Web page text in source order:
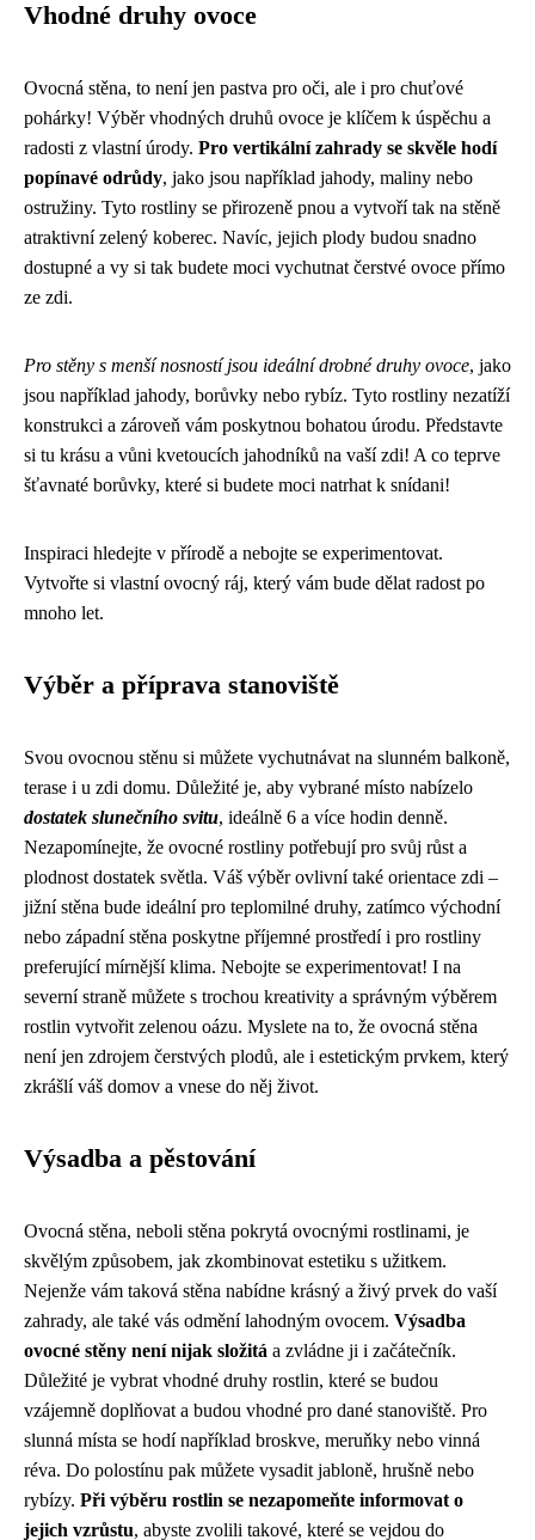
Vhodné druhy ovoce
Ovocná stěna, to není jen pastva pro oči, ale i pro chuťové
pohárky! Výběr vhodných druhů ovoce je klíčem k úspěchu a
radosti z vlastní úrody. Pro vertikální zahrady se skvěle hodí
popínavé odrůdy, jako jsou například jahody, maliny nebo
ostružiny. Tyto rostliny se přirozeně pnou a vytvoří tak na stěně
atraktivní zelený koberec. Navíc, jejich plody budou snadno
dostupné a vy si tak budete moci vychutnat čerstvé ovoce přímo
ze zdi.
Pro stěny s menší nosností jsou ideální drobné druhy ovoce, jako
jsou například jahody, borůvky nebo rybíz. Tyto rostliny nezatíží
konstrukci a zároveň vám poskytnou bohatou úrodu. Představte
si tu krásu a vůni kvetoucích jahodníků na vaší zdi! A co teprve
šťavnaté borůvky, které si budete moci natrhat k snídani!
Inspiraci hledejte v přírodě a nebojte se experimentovat.
Vytvořte si vlastní ovocný ráj, který vám bude dělat radost po
mnoho let.
Výběr a příprava stanoviště
Svou ovocnou stěnu si můžete vychutnávat na slunném balkoně,
terase i u zdi domu. Důležité je, aby vybrané místo nabízelo
dostatek slunečního svitu, ideálně 6 a více hodin denně.
Nezapomínejte, že ovocné rostliny potřebují pro svůj růst a
plodnost dostatek světla. Váš výběr ovlivní také orientace zdi –
jižní stěna bude ideální pro teplomilné druhy, zatímco východní
nebo západní stěna poskytne příjemné prostředí i pro rostliny
preferující mírnější klima. Nebojte se experimentovat! I na
severní straně můžete s trochou kreativity a správným výběrem
rostlin vytvořit zelenou oázu. Myslete na to, že ovocná stěna
není jen zdrojem čerstvých plodů, ale i estetickým prvkem, který
zkrášlí váš domov a vnese do něj život.
Výsadba a pěstování
Ovocná stěna, neboli stěna pokrytá ovocnými rostlinami, je
skvělým způsobem, jak zkombinovat estetiku s užitkem.
Nejenže vám taková stěna nabídne krásný a živý prvek do vaší
zahrady, ale také vás odmění lahodným ovocem. Výsadba
ovocné stěny není nijak složitá a zvládne ji i začátečník.
Důležité je vybrat vhodné druhy rostlin, které se budou
vzájemně doplňovat a budou vhodné pro dané stanoviště. Pro
slunná místa se hodí například broskve, meruňky nebo vinná
réva. Do polostínu pak můžete vysadit jabloně, hrušně nebo
rybízy. Při výběru rostlin se nezapomeňte informovat o
jejich vzrůstu, abyste zvolili takové, které se vejdou do